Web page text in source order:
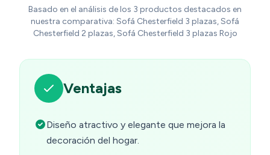
Basado en el análisis de los 3 productos destacados en
nuestra comparativa: Sofá Chesterfield 3 plazas, Sofá
Chesterfield 2 plazas, Sofá Chesterfield 3 plazas Rojo
Ventajas
Diseño atractivo y elegante que mejora la
decoración del hogar.